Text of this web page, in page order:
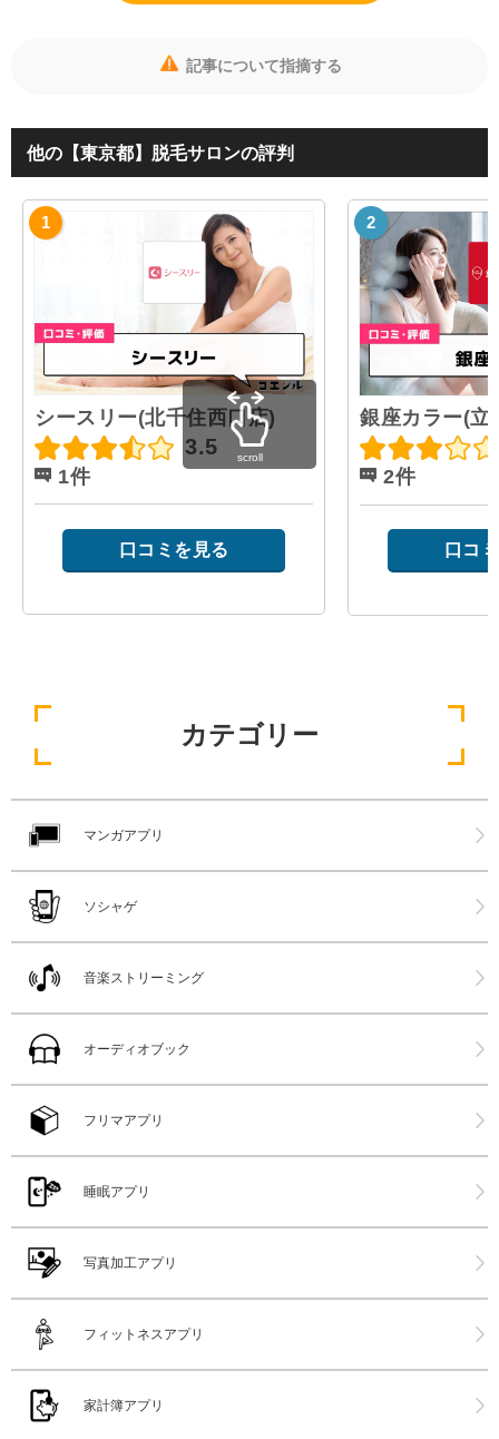
記事について指摘する
他の【東京都】脱毛サロンの評判
シースリー(北千住西口店)
3.5
1件
口コミを見る
銀座カラー(立
2件
口コ
scroll
カテゴリー
マンガアプリ
ソシャゲ
音楽ストリーミング
オーディオブック
フリマアプリ
睡眠アプリ
写真加工アプリ
フィットネスアプリ
家計簿アプリ